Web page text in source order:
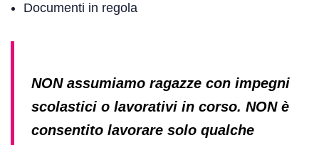
Documenti in regola
NON assumiamo ragazze con impegni
scolastici o lavorativi in corso. NON è
consentito lavorare solo qualche